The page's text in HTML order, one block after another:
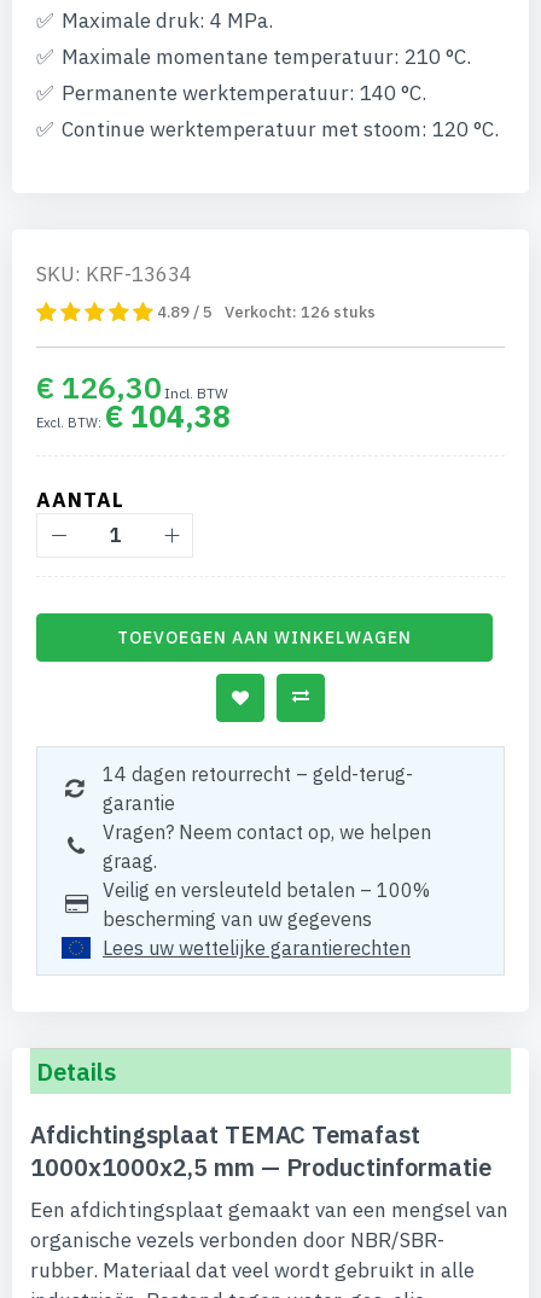
afbeeldingen-
gallerij
Maximale druk: 4 MPa.
Maximale momentane temperatuur: 210 °C.
Permanente werktemperatuur: 140 °C.
Continue werktemperatuur met stoom: 120 °C.
SKU: KRF-13634
4.89 / 5 Verkocht: 126 stuks
€ 126,30
€ 104,38
AANTAL
TOEVOEGEN AAN WINKELWAGEN
14 dagen retourrecht – geld-terug-
garantie
Vragen? Neem contact op, we helpen
graag.
Veilig en versleuteld betalen – 100%
bescherming van uw gegevens
Lees uw wettelijke garantierechten
Details
Afdichtingsplaat TEMAC Temafast
1000x1000x2,5 mm — Productinformatie
Een afdichtingsplaat gemaakt van een mengsel van
organische vezels verbonden door NBR/SBR-
rubber. Materiaal dat veel wordt gebruikt in alle